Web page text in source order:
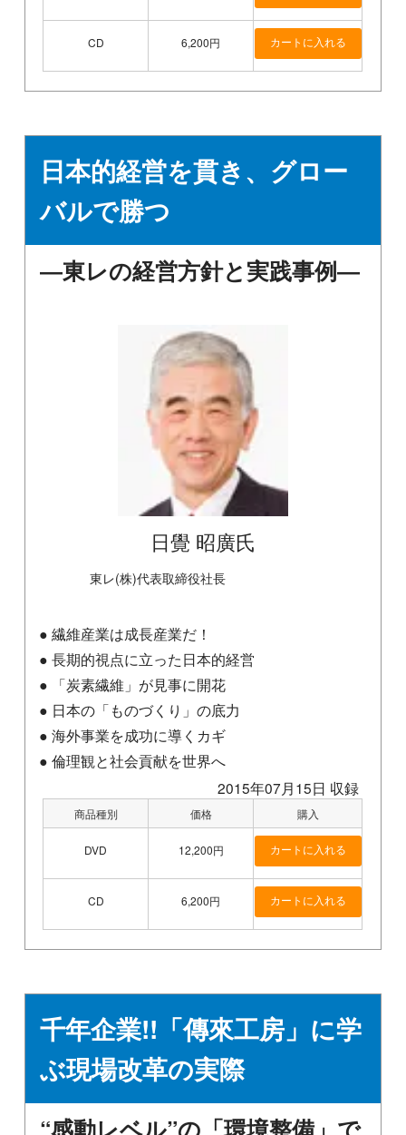
CD 6,200円
日本的経営を貫き、グロー
バルで勝つ
―東レの経営方針と実践事例―
日覺 昭廣氏
東レ(株)代表取締役社長
● 繊維産業は成長産業だ！
● 長期的視点に立った日本的経営
● 「炭素繊維」が見事に開花
● 日本の「ものづくり」の底力
● 海外事業を成功に導くカギ
● 倫理観と社会貢献を世界へ
2015年07月15日 収録
商品種別 価格 購入
DVD 12,200円
CD 6,200円
千年企業!!「傳來工房」に学
ぶ現場改革の実際
“感動レベル”の「環境整備」で